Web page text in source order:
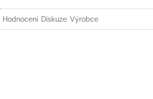
Hodnocení Diskuze Výrobce